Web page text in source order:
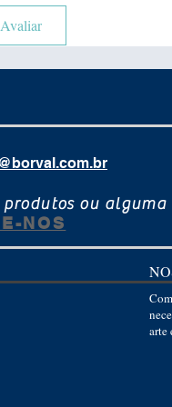
Avaliar
produtos ou
NOS
arte